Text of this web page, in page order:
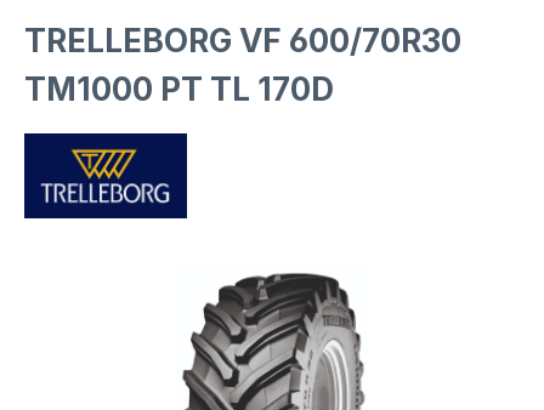
TRELLEBORG VF 600/70R30
TM1000 PT TL 170D
Bildergalerie überspringen